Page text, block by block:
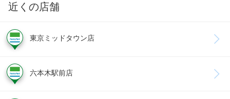
近くの店舗
東京ミッドタウン店
六本木駅前店